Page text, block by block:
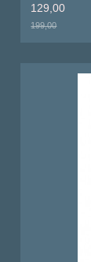
129,00
199,00